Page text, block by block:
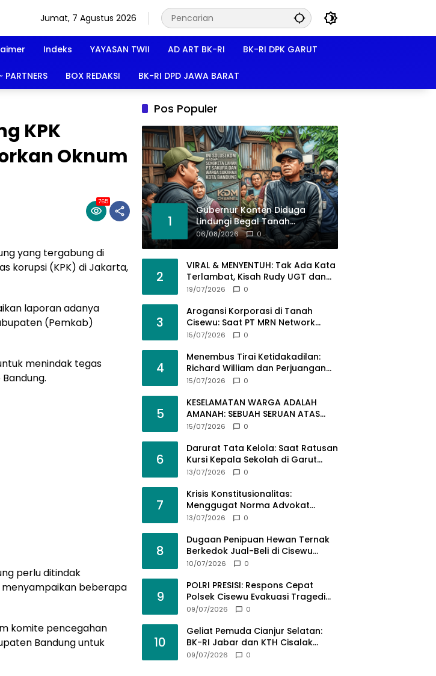
Jumat, 7 Agustus 2026
Indeks YAYASAN TWII AD ART BK-RI BK-RI DPK GARUT
PARTNERS BOX REDAKSI BK-RI DPD JAWA BARAT
KPK
Oknum
765
yang tergabung di
korupsi (KPK) di Jakarta,
laporan adanya
(Pemkab)
menindak tegas
perlu ditindak
menyampaikan beberapa
komite pencegahan
Bandung untuk
Pos Populer
1
Gubernur Konten Diduga
Lindungi Begal Tanah
Pasirkoja, BK-RI Buka Suara!
06/08/2026 0
2
VIRAL & MENYENTUH: Tak Ada Kata
Terlambat, Kisah Rudy UGT dan
Misi Membangun SDM Bangsa
19/07/2026 0
3
Arogansi Korporasi di Tanah
Cisewu: Saat PT MRN Network
Global Mengabaikan Adab dan
15/07/2026 0
4
Menembus Tirai Ketidakadilan:
Richard William dan Perjuangan
Konstitusional Advokat dalam
15/07/2026 0
5
KESELAMATAN WARGA ADALAH
AMANAH: SEBUAH SERUAN ATAS
SEMRAWUTNYA KABEL UTILITAS
15/07/2026 0
6
Darurat Tata Kelola: Saat Ratusan
Kursi Kepala Sekolah di Garut
“Dibiarkan Kosong” di Tengah
13/07/2026 0
7
Krisis Konstitusionalitas:
Menggugat Norma Advokat
dalam KUHAP Nomor 20 Tahun
Bermartabat
13/07/2026 0
8
Dugaan Penipuan Hewan Ternak
Berkedok Jual-Beli di Cisewu
Garut: Ratusan Juta Rupiah Raib,
Tangan
10/07/2026 0
9
POLRI PRESISI: Respons Cepat
Polsek Cisewu Evakuasi Tragedi
Gantung Diri, Kedepankan
Demi Jaga Marwah Negara
09/07/2026 0
10
Geliat Pemuda Cianjur Selatan:
BK-RI Jabar dan KTH Cisalak
Cidaun Dobrak Potensi Wisata
09/07/2026 0